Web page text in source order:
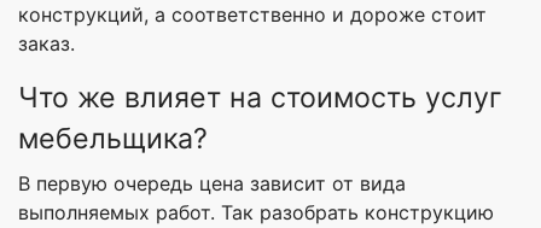
конструкций, а соответственно и дороже стоит
заказ.
Что же влияет на стоимость услуг
мебельщика?
В первую очередь цена зависит от вида
выполняемых работ. Так разобрать конструкцию